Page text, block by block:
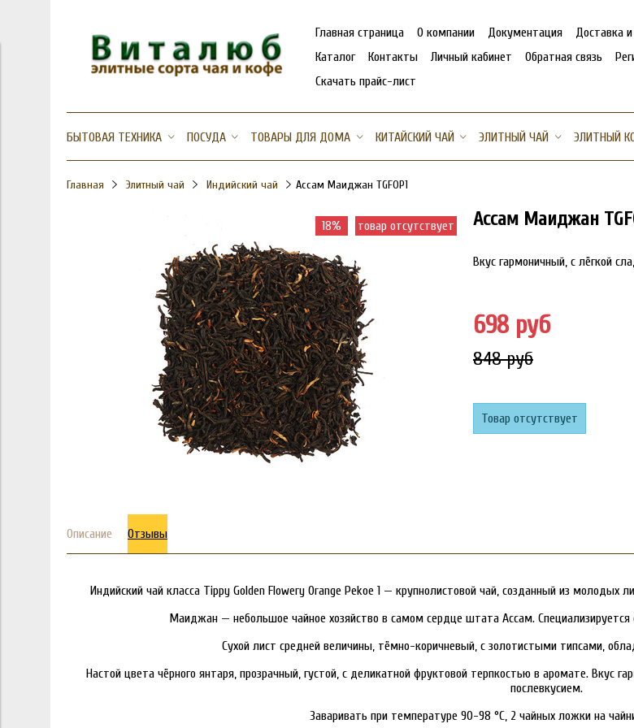
Главная страница О компании Документация
Доставка
Каталог
Контакты Личный кабинет Обратная связь
Скачать прайс-лист
БЫТОВАЯ ТЕХНИКА ПОСУДА ТОВАРЫ ДЛЯ ДОМА КИТАЙСКИЙ ЧАЙ ЭЛИТНЫЙ ЧАЙ ЭЛИТНЫЙ
Главная Элитный чай Индийский чай Ассам Маиджан TGFOP1
18% товар отсутствует Ассам Маиджан
Вкус гармоничный, с лёгкой
698 руб
848 руб
Товар отсутствует
Описание Отзывы
Индийский чай класса Tippy Golden Flowery Orange Pekoe 1 — крупнолистовой чай, созданный из
Маиджан — небольшое чайное хозяйство в самом сердце штата Ассам. Специализируется
Сухой лист средней величины, тёмно-коричневый, с золотистыми типсами,
Настой цвета чёрного янтаря, прозрачный, густой, с деликатной фруктовой терпкостью в аромате. Вкус
послевкусием.
Заваривать при температуре 90-98 °C, 2 чайных ложки на